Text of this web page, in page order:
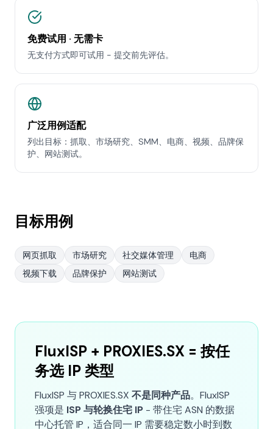
免费试用 · 无需卡
无支付方式即可试用 - 提交前先评估。
广泛用例适配
列出目标：抓取、市场研究、SMM、电商、视频、品牌保
护、网站测试。
目标用例
网页抓取 市场研究 社交媒体管理
电商
视频下载
品牌保护 网站测试
FluxISP + PROXIES.SX = 按任
务选 IP 类型
FluxISP 与 PROXIES.SX 不是同种产品。FluxISP
强项是 ISP 与轮换住宅 IP - 带住宅 ASN 的数据
中心托管 IP，适合同一 IP 需要稳定数小时到数